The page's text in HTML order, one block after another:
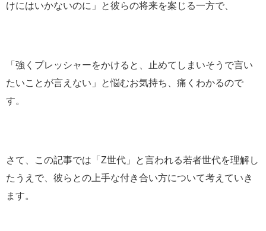
けにはいかないのに」と彼らの将来を案じる一方で、
「強くプレッシャーをかけると、止めてしまいそうで言い
たいことが言えない」と悩むお気持ち、痛くわかるので
す。
さて、この記事では「Z世代」と言われる若者世代を理解し
たうえで、彼らとの上手な付き合い方について考えていき
ます。